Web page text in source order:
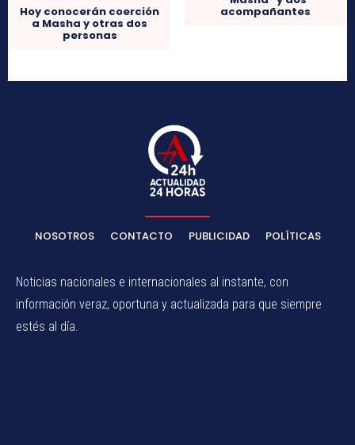
Hoy conocerán coerción
a Masha y otras dos
personas
Tres meses preventivo a
NOSOTROS CONTACTO PUBLICIDAD POLÍTICAS
Noticias nacionales e internacionales al instante, con
información veraz, oportuna y actualizada para que siempre
estés al día.